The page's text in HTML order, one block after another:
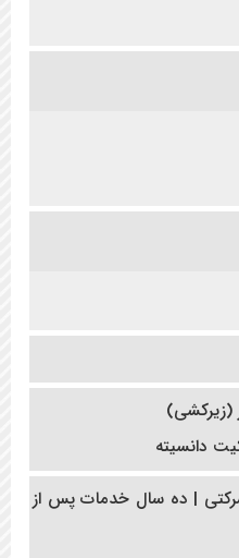
(زیرکشی)
دانسیته
شرکتی | ده سال خدمات پس از